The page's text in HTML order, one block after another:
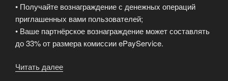
• Получайте вознаграждение с денежных операций
приглашенных вами пользователей;
• Ваше партнёрское вознаграждение может составлять
до 33% от размера комиссии ePayService.
Читать далее